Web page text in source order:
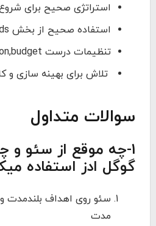
استراتژی صحیح برای
استفاده صحیح از بخش negative keywords
تنظیمات درست bid,location,budget
تلاش برای بهینه سازی و
سوالات متداول
1-چه موقع از سئو و
گوگل ادز استفاده
سئو روی اهداف بلندمدت
مدت